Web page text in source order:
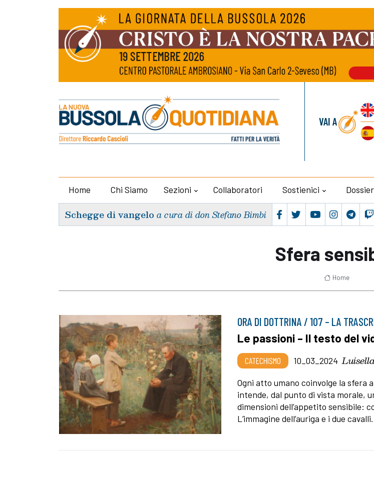
VAI A
Home Chi Siamo Sezioni Collaboratori Sostienici Dossier
Schegge di vangelo a cura di don Stefano Bimbi
Sfera
Home
ORA DI DOTTRINA / 107 – LA
Le passioni – Il testo del
CATECHISMO 10_03_2024
Ogni atto umano coinvolge la sfera
intende, dal punto di vista morale,
dimensioni dell’appetito sensibile:
L’immagine dell’auriga e i due cavalli.